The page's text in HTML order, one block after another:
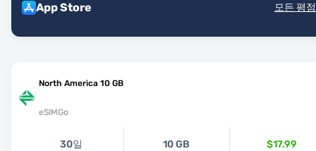
App Store 모든 평
North America 10 GB
eSIMGo
30일 10 GB $17.99